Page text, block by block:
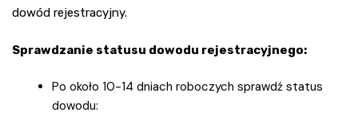
dowód rejestracyjny.
Sprawdzanie statusu dowodu rejestracyjnego:
Po około 10-14 dniach roboczych sprawdź status
dowodu: